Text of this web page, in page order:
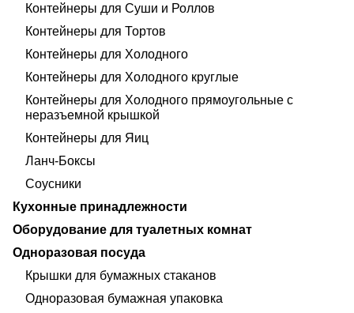
Контейнеры для Суши и Роллов
Контейнеры для Тортов
Контейнеры для Холодного
Контейнеры для Холодного круглые
Контейнеры для Холодного прямоугольные с
неразъемной крышкой
Контейнеры для Яиц
Ланч-Боксы
Соусники
Кухонные принадлежности
Оборудование для туалетных комнат
Одноразовая посуда
Крышки для бумажных стаканов
Одноразовая бумажная упаковка